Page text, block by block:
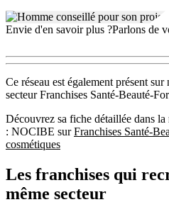
Envie d'en savoir plus ?Parlons de
Ce réseau est également présent
secteur Franchises Santé-Beauté-
Découvrez sa fiche détaillée dans
: NOCIBE surFranchises Santé-
cosmétiques
Les franchises qui
même secteur